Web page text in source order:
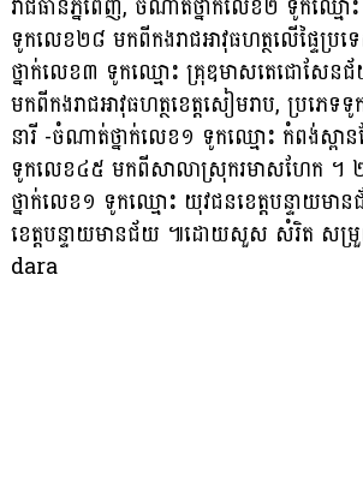
ទូកលេខ២៨ មកពីកងរាជអាវុធហត្ថលើផ្ទៃប្
ថ្នាក់លេខ៣ ទូកឈ្មោះ គ្រុឌមាសតេជោសែ
មកពីកងរាជអាវុធហត្ថខេត្តសៀមរាប, ប្រភេទទូ
នារី -ចំណាត់ថ្នាក់លេខ១ ទូកឈ្មោះ កំពង់ស្ព
ទូកលេខ៤៥ មកពីសាលាស្រុករមាសហែក ។
ថ្នាក់លេខ១ ទូកឈ្មោះ យុវជនខេត្តបន្ទាយ
ខេត្តបន្ទាយមានជ័យ ៕ដោយសួស សំរិត សម្
dara